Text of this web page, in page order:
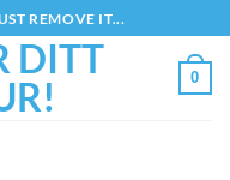
REMOVE IT...
0